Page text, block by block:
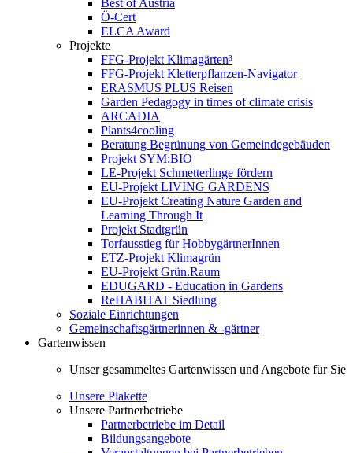
Best of Austria
Ö-Cert
ELCA Award
Projekte
FFG-Projekt Klimagärten³
FFG-Projekt Kletterpflanzen-Navigator
ERASMUS PLUS Reisen
Garden Pedagogy in times of climate crisis
ARCADIA
Plants4cooling
Beratung Begrünung von Gemeindegebäuden
Projekt SYM:BIO
LE-Projekt Schmetterlinge fördern
EU-Projekt LIVING GARDENS
EU-Projekt Creating Nature Garden and
Learning Through It
Projekt Stadtgrün
Torfausstieg für HobbygärtnerInnen
ETZ-Projekt Klimagrün
EU-Projekt Grün.Raum
EDUGARD - Education in Gardens
ReHABITAT Siedlung
Soziale Einrichtungen
Gemeinschaftsgärtnerinnen & -gärtner
Gartenwissen
Unser gesammeltes Gartenwissen und Angebote für Sie
Unsere Plakette
Unsere Partnerbetriebe
Partnerbetriebe im Detail
Bildungsangebote